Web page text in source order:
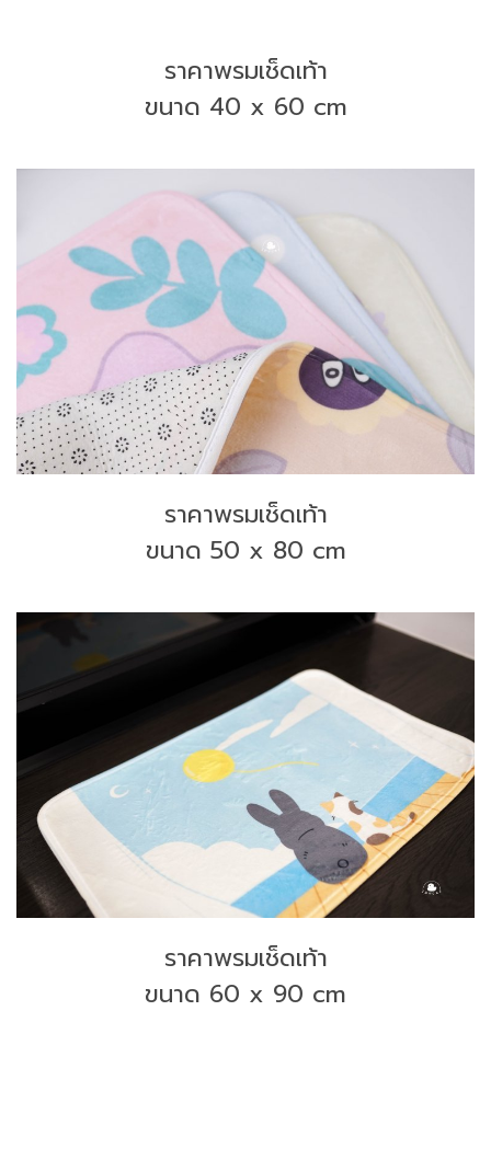
ราคาพรมเช็ดเท้า
ขนาด 40 x 60 cm
ราคาพรมเช็ดเท้า
ขนาด 50 x 80 cm
ราคาพรมเช็ดเท้า
ขนาด 60 x 90 cm